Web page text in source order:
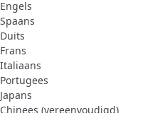
Engels
Spaans
Duits
Frans
Italiaans
Portugees
Japans
Chinees (vereenvoudigd)